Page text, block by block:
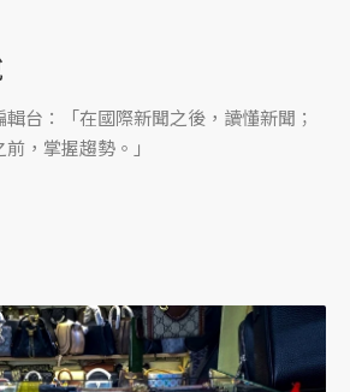
台：「在國際新聞之後，讀懂新聞；
，掌握趨勢。」